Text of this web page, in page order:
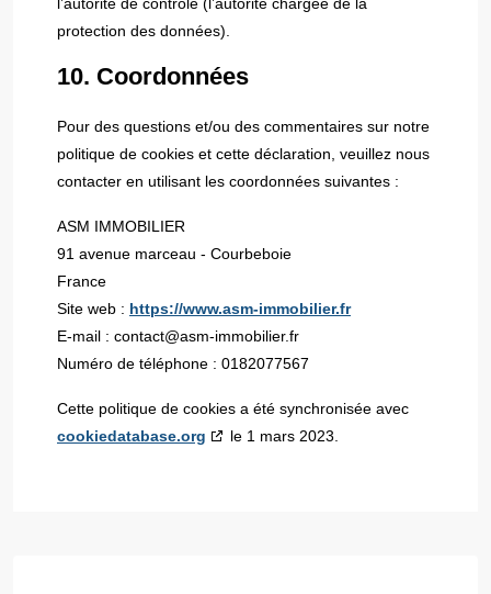
protection des données).
10. Coordonnées
Pour des questions et/ou des commentaires sur notre
politique de cookies et cette déclaration, veuillez nous
contacter en utilisant les coordonnées suivantes :
ASM IMMOBILIER
91 avenue marceau - Courbeboie
France
Site web : https://www.asm-immobilier.fr
E-mail : contact@asm-immobilier.fr
Numéro de téléphone : 0182077567
Cette politique de cookies a été synchronisée avec
cookiedatabase.org
le 1 mars 2023.